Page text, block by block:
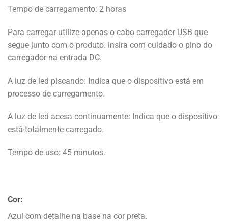
Tempo de carregamento: 2 horas
Para carregar utilize apenas o cabo carregador USB que
segue junto com o produto. insira com cuidado o pino do
carregador na entrada DC.
A luz de led piscando: Indica que o dispositivo está em
processo de carregamento.
A luz de led acesa continuamente: Indica que o dispositivo
está totalmente carregado.
Tempo de uso: 45 minutos.
Cor:
Azul com detalhe na base na cor preta.